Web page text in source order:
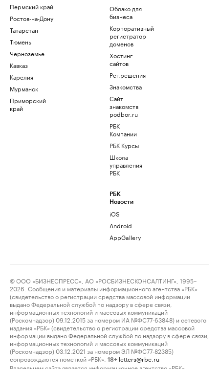
Пермский край
Ростов-на-Дону
Татарстан
Тюмень
Черноземье
Кавказ
Карелия
Мурманск
Приморский
край
Облако для
бизнеса
Корпоративный
регистратор
доменов
Хостинг
сайтов
Рег.решения
Знакомства
Сайт
знакомств
podbor.ru
РБК
Компании
РБК Курсы
Школа
управления
РБК
РБК
Новости
iOS
Android
AppGallery
© ООО «БИЗНЕСПРЕСС», АО «РОСБИЗНЕСКОНСАЛТИНГ», 1995–
2026. Сообщения и материалы информационного агентства «РБК»
(свидетельство о регистрации средства массовой информации
выдано Федеральной службой по надзору в сфере связи,
информационных технологий и массовых коммуникаций
(Роскомнадзор) 09.12.2015 за номером ИА №ФС77-63848) и сетевого
издания «РБК» (свидетельство о регистрации средства массовой
информации выдано Федеральной службой по надзору в сфере связи,
информационных технологий и массовых коммуникаций
(Роскомнадзор) 03.12.2021 за номером ЭЛ №ФС77-82385)
сопровождаются пометкой «РБК».
18+ letters@rbc.ru